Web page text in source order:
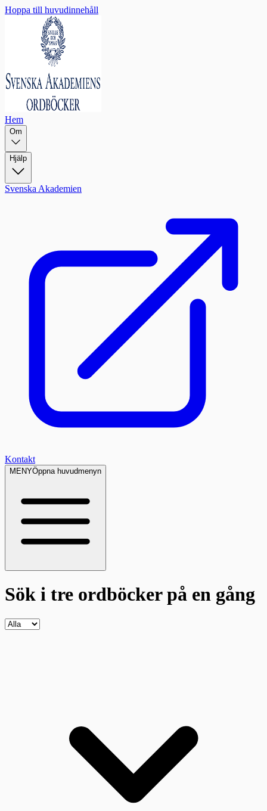
Hoppa till huvudinnehåll
Hem
Om
Hjälp
Svenska Akademien
Kontakt
MENYÖppna huvudmenyn
Sök i tre ordböckerpå en gång